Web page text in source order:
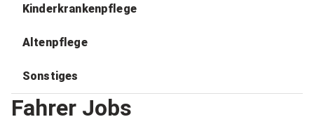
Kinderkrankenpflege
Altenpflege
Sonstiges
Fahrer Jobs